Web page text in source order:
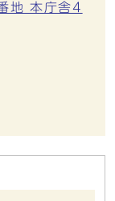
地 本庁舎4